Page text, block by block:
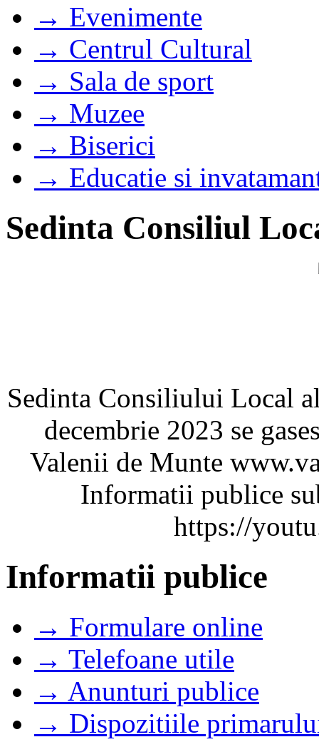
→ Evenimente
→ Centrul Cultural
→ Sala de sport
→ Muzee
→ Biserici
→ Educatie si
Sedinta Consiliul
Sedinta Consiliului Local
decembrie 2023 se
Valenii de Munte
Informatii publice
https://
Informatii publice
→ Formulare online
→ Telefoane utile
→ Anunturi publice
→ Dispozitiile